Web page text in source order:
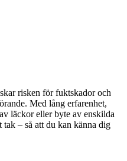
risken för fuktskador och
Med lång erfarenhet,
läckor eller byte av enskilda
– så att du kan känna dig